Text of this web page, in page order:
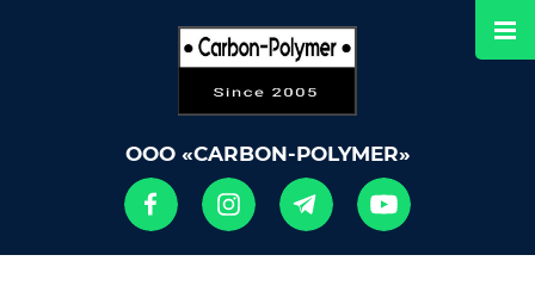
ООО «CARBON-POLYMER»